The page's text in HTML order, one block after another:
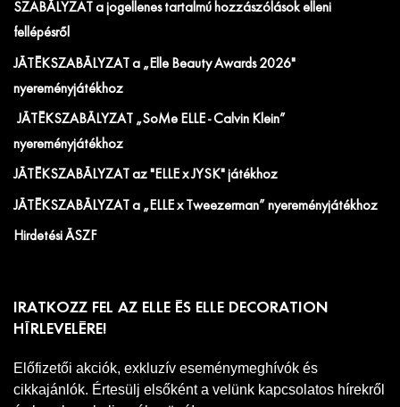
SZABÁLYZAT a jogellenes tartalmú hozzászólások elleni
fellépésről
JÁTÉKSZABÁLYZAT a „Elle Beauty Awards 2026"
nyereményjátékhoz
JÁTÉKSZABÁLYZAT „SoMe ELLE - Calvin Klein”
nyereményjátékhoz
JÁTÉKSZABÁLYZAT az "ELLE x JYSK" játékhoz
JÁTÉKSZABÁLYZAT a „ELLE x Tweezerman” nyereményjátékhoz
Hirdetési ÁSZF
IRATKOZZ FEL AZ ELLE ÉS ELLE DECORATION
HÍRLEVELÉRE!
Előfizetői akciók, exkluzív eseménymeghívók és
cikkajánlók. Értesülj elsőként a velünk kapcsolatos hírekről